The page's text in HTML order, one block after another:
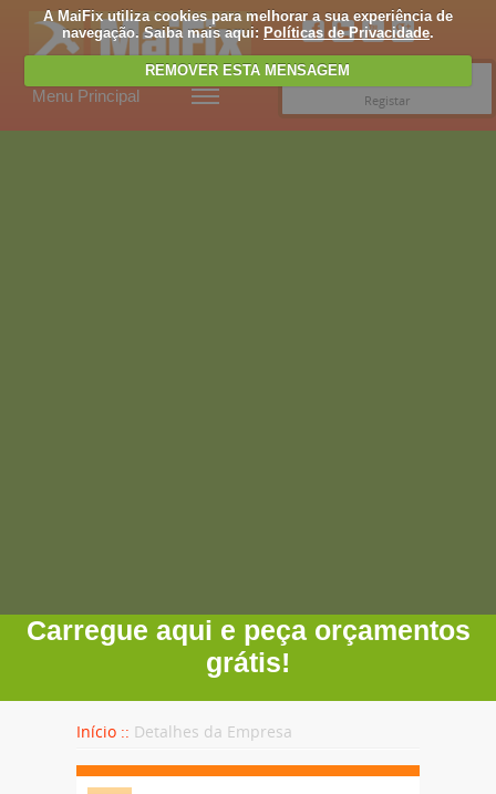
A MaiFix utiliza cookies para melhorar a sua experiência de
navegação. Saiba mais aqui: Políticas de Privacidade.
REMOVER ESTA MENSAGEM
Menu Principal
Registar
Carregue aqui e peça orçamentos
grátis!
Início :: Detalhes da Empresa